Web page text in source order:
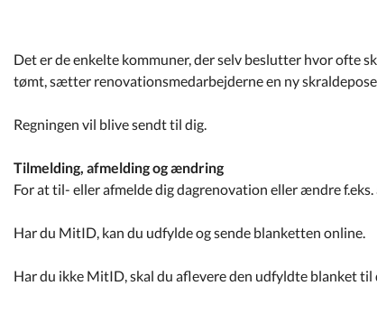
Det er de enkelte kommuner, der selv beslutter hvor ofte
tømt, sætter renovationsmedarbejderne en ny
Regningen vil blive sendt til dig.
Tilmelding, afmelding og ændring
For at til- eller afmelde dig dagrenovation eller ændre
Har du MitID, kan du udfylde og sende blanketten online.
Har du ikke MitID, skal du aflevere den udfyldte blanket